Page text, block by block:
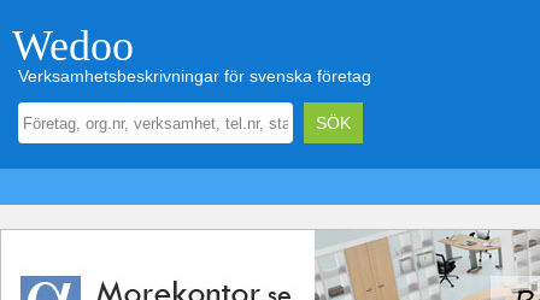
Wedoo
Verksamhetsbeskrivningar för svenska företag